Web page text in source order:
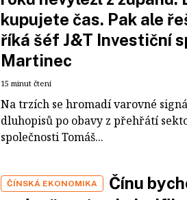
kupujete čas. Pak ale
říká šéf J&T Investiční
Martinec
15 minut čtení
Na trzích se hromadí varovné
dluhopisů po obavy z přehřátí
společnosti Tomáš...
ČÍNSKÁ EKONOMIKA
Čínu